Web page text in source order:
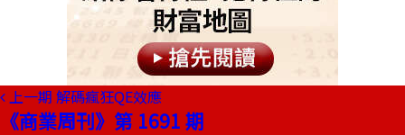
上一期 解碼瘋狂QE效應
《商業周刊》第 1691 期